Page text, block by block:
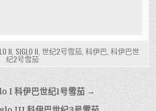
II SIGLO II 世纪2号雪茄, 科伊巴, 科伊巴世
纪2号雪茄
I 科伊巴世纪1号雪茄 →